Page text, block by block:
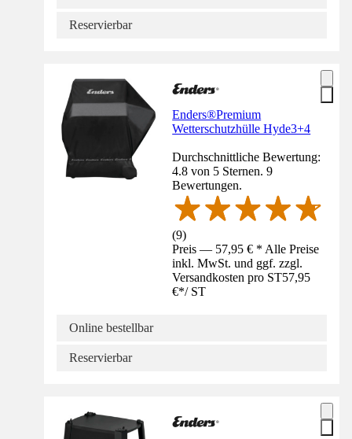
Reservierbar
Enders®Premium
Wetterschutzhülle Hyde3+4
Durchschnittliche Bewertung:
4.8 von 5 Sternen. 9
Bewertungen.
(9)
Preis — 57,95 € * Alle Preise
inkl. MwSt. und ggf. zzgl.
Versandkosten pro ST57,95
€*/ ST
Online bestellbar
Reservierbar